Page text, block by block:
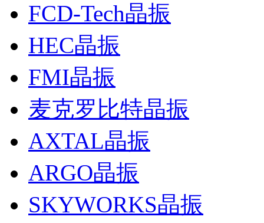
FCD-Tech晶振
HEC晶振
FMI晶振
麦克罗比特晶振
AXTAL晶振
ARGO晶振
SKYWORKS晶振